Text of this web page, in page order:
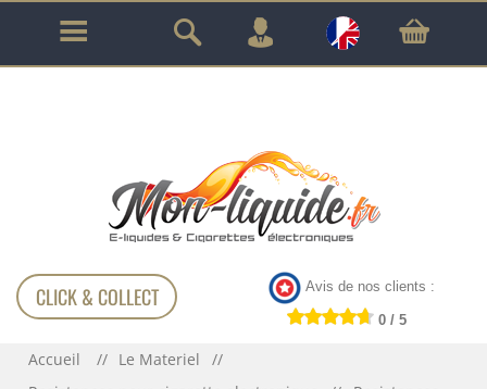
GARANTIE À VIE SUR TOUT LE MATÉRIEL
!!!
CLICK & COLLECT Avis de nos clients :
0 / 5
Accueil
Le Materiel